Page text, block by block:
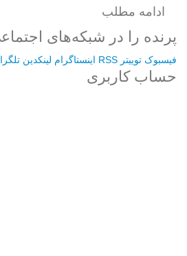
ادامه مطلب
پرنده را در شبکه‌های
فیسبوک توییتر RSS اینستاگرام لینکدین
حساب کاربری